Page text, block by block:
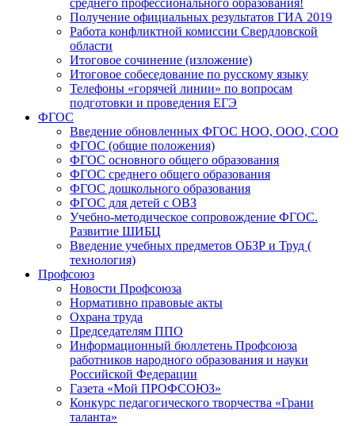
среднего профессионального образования!
Получение официальных результатов ГИА 2019
Работа конфликтной комиссии Свердловской
области
Итоговое сочинение (изложение)
Итоговое собеседование по русскому языку
Телефоны «горячей линии» по вопросам
подготовки и проведения ЕГЭ
ФГОС
Введение обновленных ФГОС НОО, ООО, СОО
ФГОС (общие положения)
ФГОС основного общего образования
ФГОС среднего общего образования
ФГОС дошкольного образования
ФГОС для детей с ОВЗ
Учебно-методическое сопровождение ФГОС.
Развитие ШИБЦ
Введение учебных предметов ОБЗР и Труд (
технология)
Профсоюз
Новости Профсоюза
Нормативно правовые акты
Охрана труда
Председателям ППО
Информационный бюллетень Профсоюза
работников народного образования и науки
Российской Федерации
Газета «Мой ПРОФСОЮЗ»
Конкурс педагогического творчества «Грани
таланта»